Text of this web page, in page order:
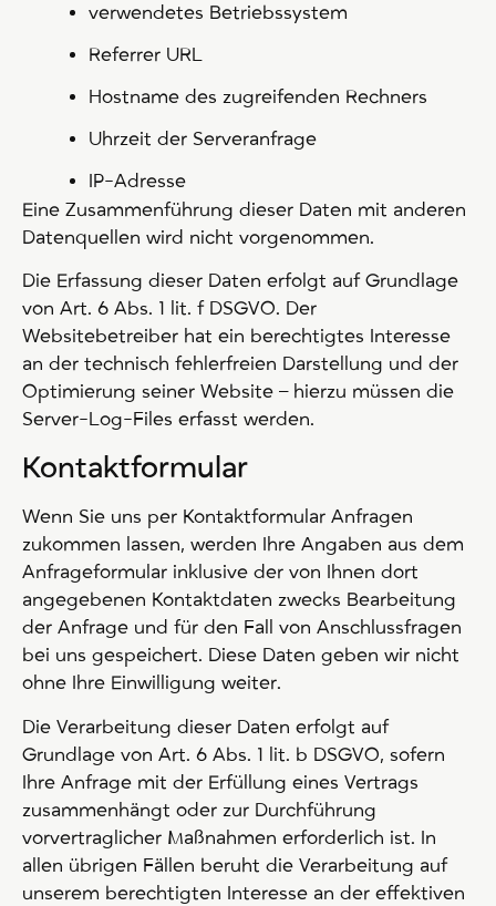
verwendetes Betriebssystem
Referrer URL
Hostname des zugreifenden Rechners
Uhrzeit der Serveranfrage
IP-Adresse
Eine Zusammenführung dieser Daten mit anderen
Datenquellen wird nicht vorgenommen.
Die Erfassung dieser Daten erfolgt auf Grundlage
von Art. 6 Abs. 1 lit. f DSGVO. Der
Websitebetreiber hat ein berechtigtes Interesse
an der technisch fehlerfreien Darstellung und der
Optimierung seiner Website – hierzu müssen die
Server-Log-Files erfasst werden.
Kontaktformular
Wenn Sie uns per Kontaktformular Anfragen
zukommen lassen, werden Ihre Angaben aus dem
Anfrageformular inklusive der von Ihnen dort
angegebenen Kontaktdaten zwecks Bearbeitung
der Anfrage und für den Fall von Anschlussfragen
bei uns gespeichert. Diese Daten geben wir nicht
ohne Ihre Einwilligung weiter.
Die Verarbeitung dieser Daten erfolgt auf
Grundlage von Art. 6 Abs. 1 lit. b DSGVO, sofern
Ihre Anfrage mit der Erfüllung eines Vertrags
zusammenhängt oder zur Durchführung
vorvertraglicher Maßnahmen erforderlich ist. In
allen übrigen Fällen beruht die Verarbeitung auf
unserem berechtigten Interesse an der effektiven